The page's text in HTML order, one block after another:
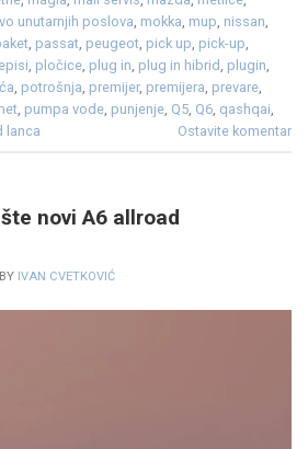
unutarnjih poslova, mokka, mup, nissan,
, passat, peugeot, pick up, pick-up,
, pločice, plug in, plug in hibrid, plugin,
, potrošnja, premijer, premijera, prevare,
, pumpa vode, punjenje, Q5, Q6, qashqai,
lanca Ostavite komentar
novi A6 allroad
BY IVAN CVETKOVIĆ